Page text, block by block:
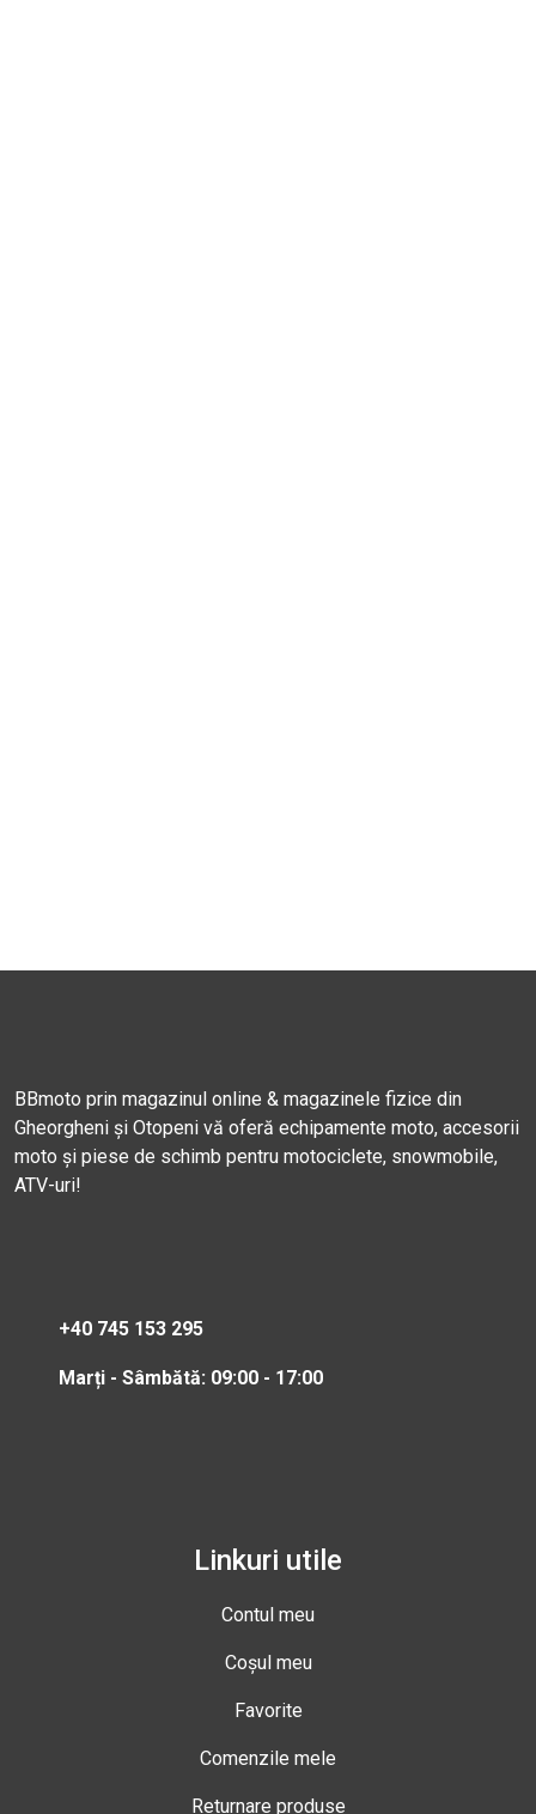
BBmoto prin magazinul online & magazinele fizice din
Gheorgheni și Otopeni vă oferă echipamente moto, accesorii
moto și piese de schimb pentru motociclete, snowmobile,
ATV-uri!
+40 745 153 295
Marți - Sâmbătă: 09:00 - 17:00
Linkuri utile
Contul meu
Coșul meu
Favorite
Comenzile mele
Returnare produse